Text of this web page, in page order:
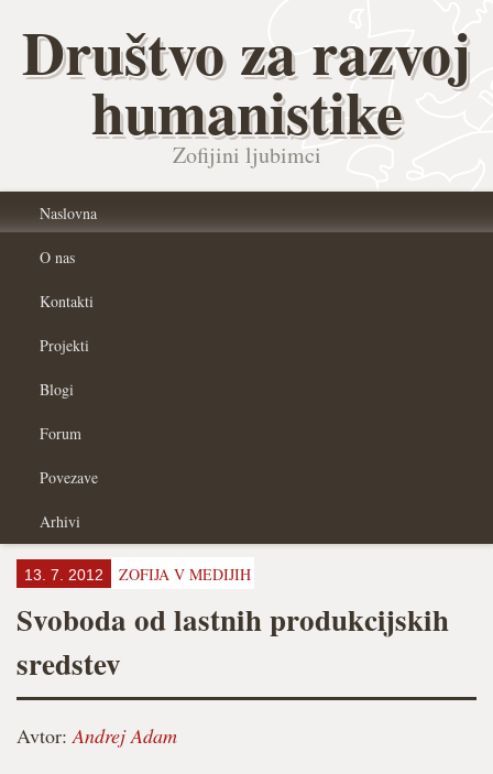
Društvo za razvoj
humanistike
Zofijini ljubimci
Naslovna
O nas
Kontakti
Projekti
Blogi
Forum
Povezave
Arhivi
13. 7. 2012 ZOFIJA V MEDIJIH
Svoboda od lastnih produkcijskih
sredstev
Avtor:Andrej Adam